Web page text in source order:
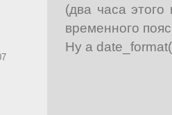
(два часа этого
временного
Ну а